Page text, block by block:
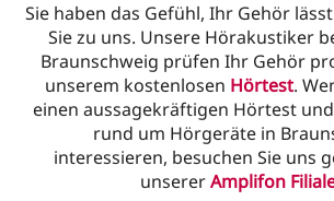
Sie haben das Gefühl, Ihr Gehör
Sie zu uns. Unsere Hörakustiker
Braunschweig prüfen Ihr Gehör
unserem kostenlosen Hörtest.
einen aussagekräftigen Hörtest
rund um Hörgeräte in
interessieren, besuchen Sie uns
unsererAmplifon